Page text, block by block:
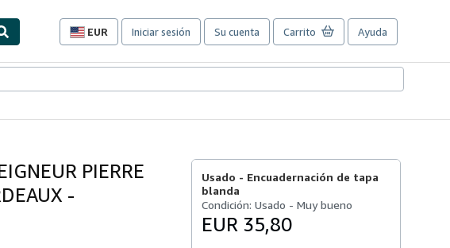
EUR
Preferencias
compra
sitio.
Iniciar sesión Su cuenta Carrito Ayuda
PIERRE
-
Usado - Encuadernación de tapa
blanda
Condición: Usado - Muy bueno
EUR 35,80